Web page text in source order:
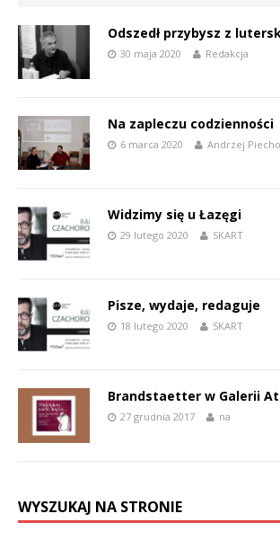
Odszedł przybysz z
30 maja 2020 Redakcja
Na zapleczu codzienności
6 marca 2020 Andrzej
Widzimy się u Łazęgi
29 lutego 2020 SKART
Pisze, wydaje, redaguje
18 lutego 2020 SKART
Brandstaetter w Galerii
27 grudnia 2017 na
WYSZUKAJ NA STRONIE